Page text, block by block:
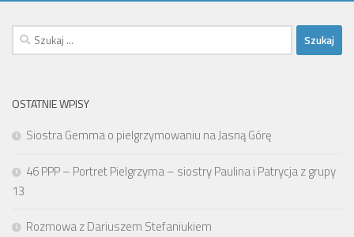
Szukaj:
OSTATNIE WPISY
Siostra Gemma o pielgrzymowaniu na Jasną Górę
46 PPP – Portret Pielgrzyma – siostry Paulina i Patrycja z grupy
13
Rozmowa z Dariuszem Stefaniukiem